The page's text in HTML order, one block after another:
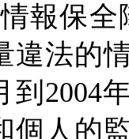
情報保全
違法的
到 2004
個人的